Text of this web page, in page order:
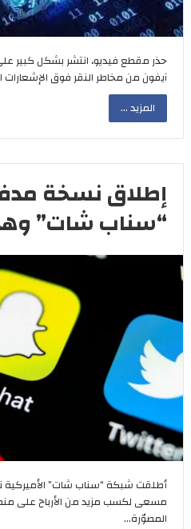
حذر مقطع فيديو، انتشر بشكل كبير
آيفون من مخاطر النقر فوق
المزيد ...
إطلاق نسخة
“سناب شات”
أطلقت شبكة “سناب شات”
مسعى لكسب مزيد من الأرباح على
المصوّرة…